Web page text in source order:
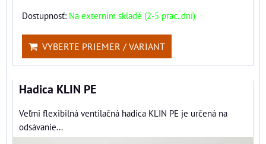
Dostupnosť: Na externím skladě (2-5 prac. dní)
VYBERTE PRIEMER / VARIANT
Hadica KLIN PE
Veľmi flexibilná ventilačná hadica KLIN PE je určená na
odsávanie...